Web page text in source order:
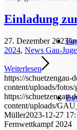
Einladung
27. Dezember 2023/
2024, News Gau-
Weiterlesen
https://schuetzengau-
content/uploads/
https://schuetzengau-
content/uploads/
Müller2023-12-27
Fernwettkampf 2024